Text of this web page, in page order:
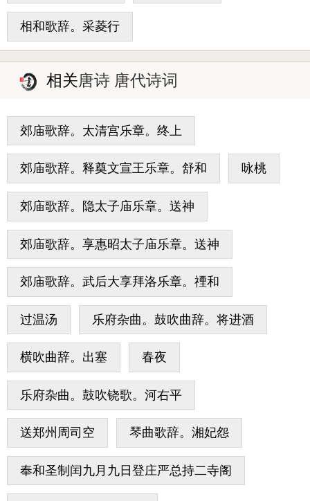
相和歌辞。采菱行
相关唐诗 唐代诗词
郊庙歌辞。太清宫乐章。终上
郊庙歌辞。释奠文宣王乐章。舒和 咏桃
郊庙歌辞。隐太子庙乐章。送神
郊庙歌辞。享惠昭太子庙乐章。送神
郊庙歌辞。武后大享拜洛乐章。禋和
过温汤 乐府杂曲。鼓吹曲辞。将进酒
横吹曲辞。出塞 春夜
乐府杂曲。鼓吹铙歌。河右平
送郑州周司空 琴曲歌辞。湘妃怨
奉和圣制闰九月九日登庄严总持二寺阁